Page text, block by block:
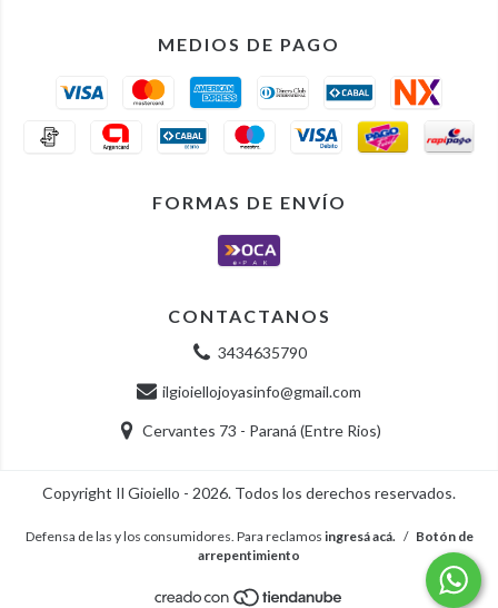
MEDIOS DE PAGO
FORMAS DE ENVÍO
CONTACTANOS
3434635790
ilgioiellojoyasinfo@gmail.com
Cervantes 73 - Paraná (Entre Rios)
Copyright Il Gioiello - 2026. Todos los derechos reservados.
Defensa de las y los consumidores. Para reclamos ingresá acá. / Botón de
arrepentimiento